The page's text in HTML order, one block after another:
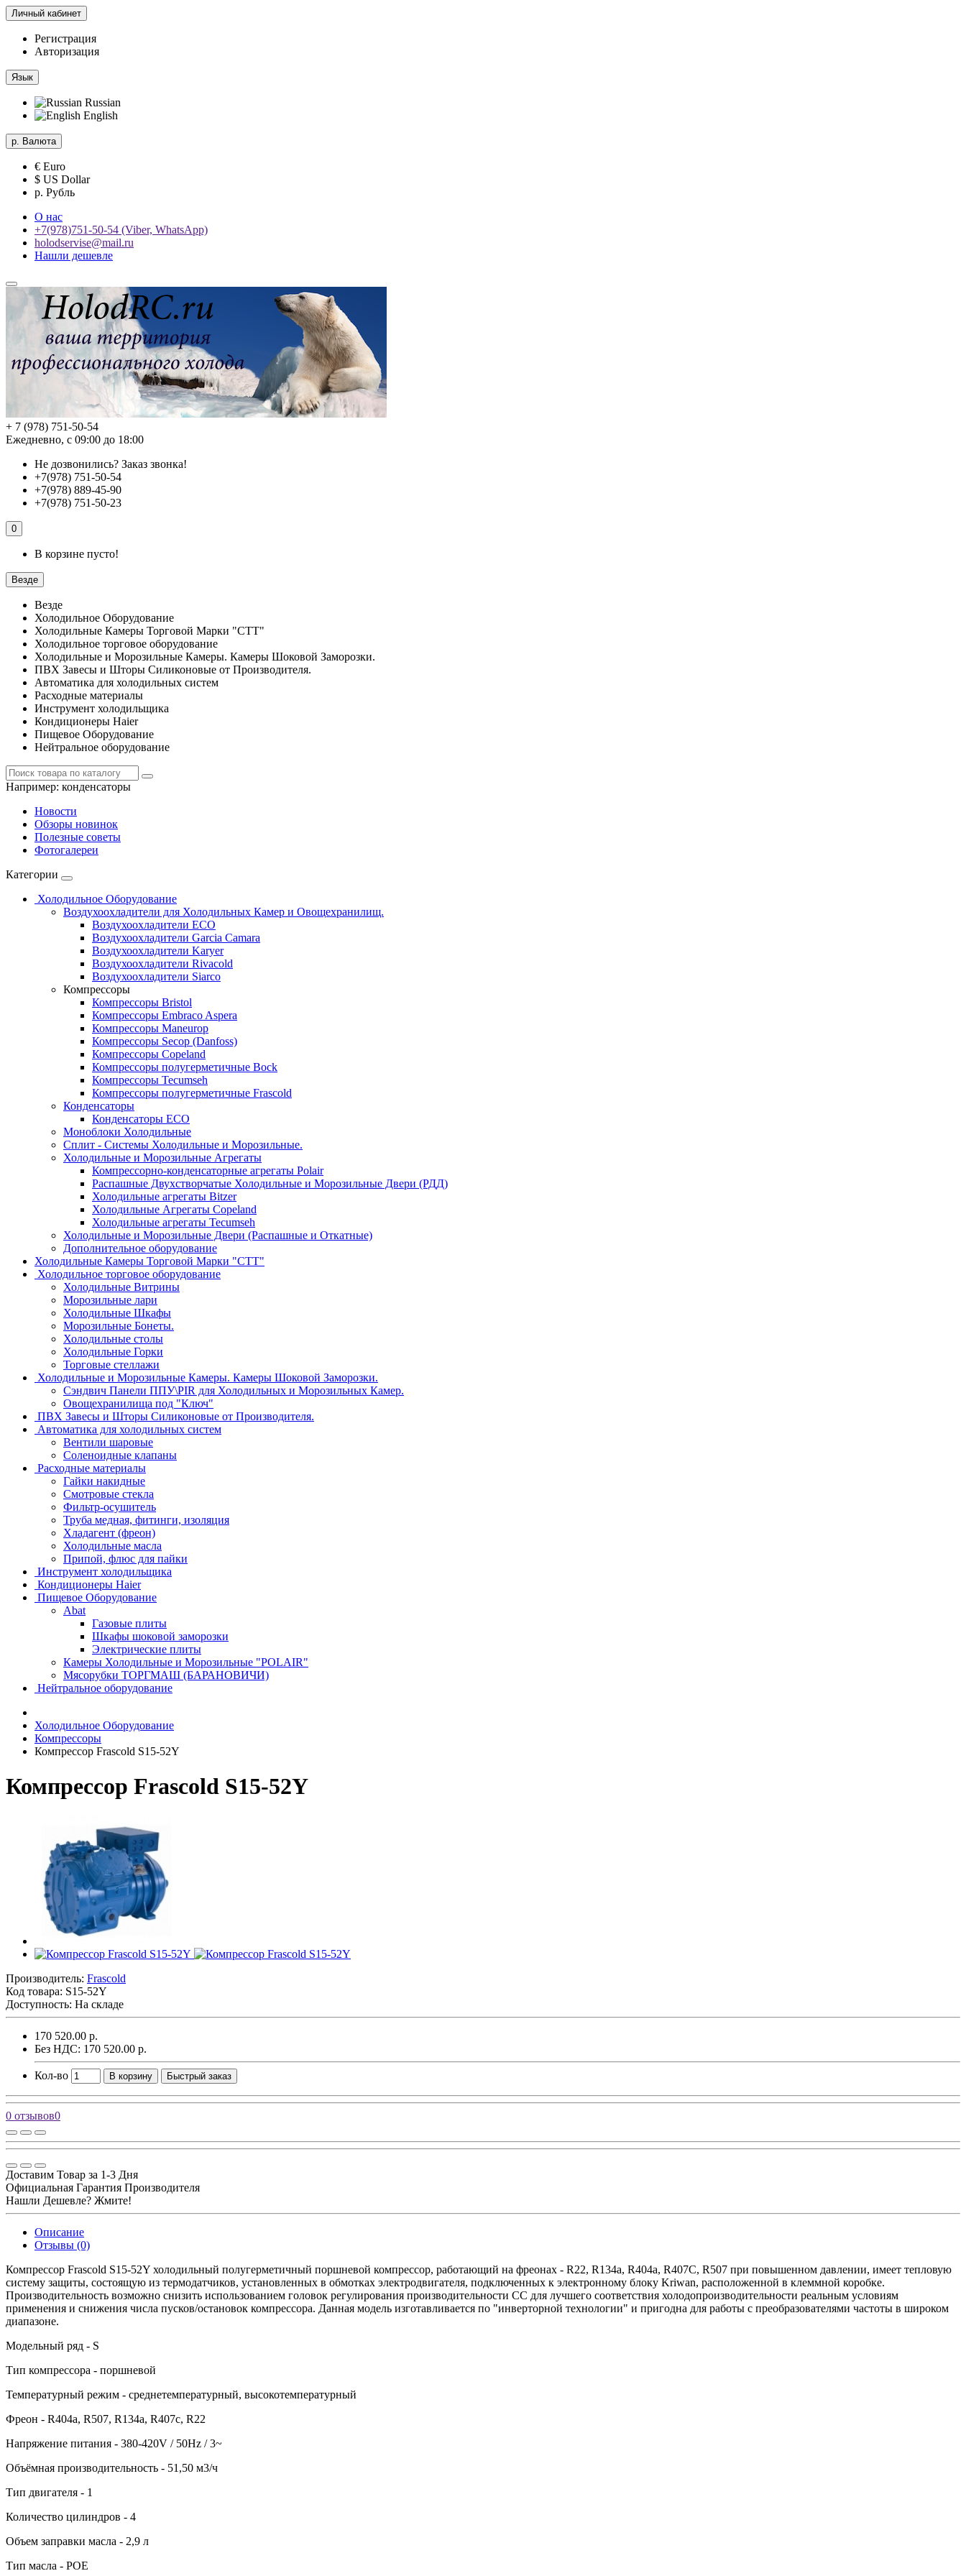
Личный кабинет
Регистрация
Авторизация
Язык
Russian
English
р. Валюта
€ Euro
$ US Dollar
р. Рубль
О нас
+7(978)751-50-54 (Viber, WhatsApp)
holodservise@mail.ru
Нашли дешевле
+ 7 (978) 751-50-54
Ежедневно, с 09:00 до 18:00
Не дозвонились? Заказ звонка!
+7(978) 751-50-54
+7(978) 889-45-90
+7(978) 751-50-23
0
В корзине пусто!
Везде
Везде
Холодильное Оборудование
Холодильные Камеры Торговой Марки "СТТ"
Холодильное торговое оборудование
Холодильные и Морозильные Камеры. Камеры Шоковой Заморозки.
ПВХ Завесы и Шторы Силиконовые от Производителя.
Автоматика для холодильных систем
Расходные материалы
Инструмент холодильщика
Кондиционеры Haier
Пищевое Оборудование
Нейтральное оборудование
Например: конденсаторы
Новости
Обзоры новинок
Полезные советы
Фотогалереи
Категории
Холодильное Оборудование
Воздухоохладители для Холодильных Камер и Овощехранилищ.
Воздухоохладители ECO
Воздухоохладители Garcia Camara
Воздухоохладители Karyer
Воздухоохладители Rivacold
Воздухоохладители Siarco
Компрессоры
Компрессоры Bristol
Компрессоры Embraco Aspera
Компрессоры Maneurop
Компрессоры Secop (Danfoss)
Компрессоры Copeland
Компрессоры полугерметичные Bock
Компрессоры Tecumseh
Компрессоры полугерметичные Frascold
Конденсаторы
Конденсаторы ECO
Моноблоки Холодильные
Сплит - Системы Холодильные и Морозильные.
Холодильные и Морозильные Агрегаты
Компрессорно-конденсаторные агрегаты Polair
Распашные Двухстворчатые Холодильные и Морозильные Двери (РДД)
Холодильные агрегаты Bitzer
Холодильные Агрегаты Copeland
Холодильные агрегаты Tecumseh
Холодильные и Морозильные Двери (Распашные и Откатные)
Дополнительное оборудование
Холодильные Камеры Торговой Марки "СТТ"
Холодильное торговое оборудование
Холодильные Витрины
Морозильные лари
Холодильные Шкафы
Морозильные Бонеты.
Холодильные столы
Холодильные Горки
Торговые стеллажи
Холодильные и Морозильные Камеры. Камеры Шоковой Заморозки.
Сэндвич Панели ППУ\PIR для Холодильных и Морозильных Камер.
Овощехранилища под "Ключ"
ПВХ Завесы и Шторы Силиконовые от Производителя.
Автоматика для холодильных систем
Вентили шаровые
Соленоидные клапаны
Расходные материалы
Гайки накидные
Смотровые стекла
Фильтр-осушитель
Труба медная, фитинги, изоляция
Хладагент (фреон)
Холодильные масла
Припой, флюс для пайки
Инструмент холодильщика
Кондиционеры Haier
Пищевое Оборудование
Abat
Газовые плиты
Шкафы шоковой заморозки
Электрические плиты
Камеры Холодильные и Морозильные "POLAIR"
Мясорубки ТОРГМАШ (БАРАНОВИЧИ)
Нейтральное оборудование
Холодильное Оборудование
Компрессоры
Компрессор Frascold S15-52Y
Компрессор Frascold S15-52Y
Производитель: Frascold
Код товара: S15-52Y
Доступность: На складе
170 520.00 р.
Без НДС: 170 520.00 р.
Кол-во В корзину Быстрый заказ
0 отзывов0
Доставим Товар за 1-3 Дня
Официальная Гарантия Производителя
Нашли Дешевле? Жмите!
Описание
Отзывы (0)
Компрессор Frascold S15-52Y холодильный полугерметичный поршневой компрессор, работающий на фреонах - R22, R134a, R404a, R407C, R507 при повышенном давлении, имеет тепловую
систему защиты, состоящую из термодатчиков, установленных в обмотках электродвигателя, подключенных к электронному блоку Kriwan, расположенной в клеммной коробке.
Производительность возможно снизить использованием головок регулирования производительности CC для лучшего соответствия холодопроизводительности реальным условиям
применения и снижения числа пусков/остановок компрессора. Данная модель изготавливается по "инверторной технологии" и пригодна для работы с преобразователями частоты в широком
диапазоне.
Модельный ряд - S
Тип компрессора - поршневой
Температурный режим - среднетемпературный, высокотемпературный
Фреон - R404a, R507, R134a, R407c, R22
Напряжение питания - 380-420V / 50Hz / 3~
Объёмная производительность - 51,50 м3/ч
Тип двигателя - 1
Количество цилиндров - 4
Объем заправки масла - 2,9 л
Тип масла - POE